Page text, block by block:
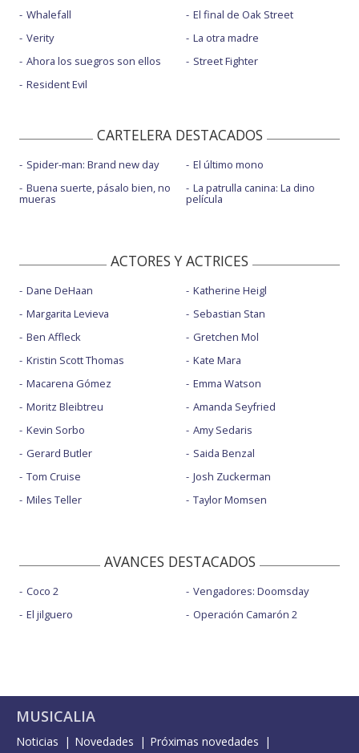
Whalefall
Verity
Ahora los suegros son ellos
Resident Evil
El final de Oak Street
La otra madre
Street Fighter
CARTELERA DESTACADOS
Spider-man: Brand new day
Buena suerte, pásalo bien, no
mueras
El último mono
La patrulla canina: La dino
película
ACTORES Y ACTRICES
Dane DeHaan
Margarita Levieva
Ben Affleck
Kristin Scott Thomas
Macarena Gómez
Moritz Bleibtreu
Kevin Sorbo
Gerard Butler
Tom Cruise
Miles Teller
Katherine Heigl
Sebastian Stan
Gretchen Mol
Kate Mara
Emma Watson
Amanda Seyfried
Amy Sedaris
Saida Benzal
Josh Zuckerman
Taylor Momsen
AVANCES DESTACADOS
Coco 2
El jilguero
Vengadores: Doomsday
Operación Camarón 2
MUSICALIA
Noticias Novedades
Próximas novedades